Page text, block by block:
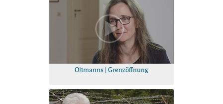
Oltmanns | Grenzöffnung